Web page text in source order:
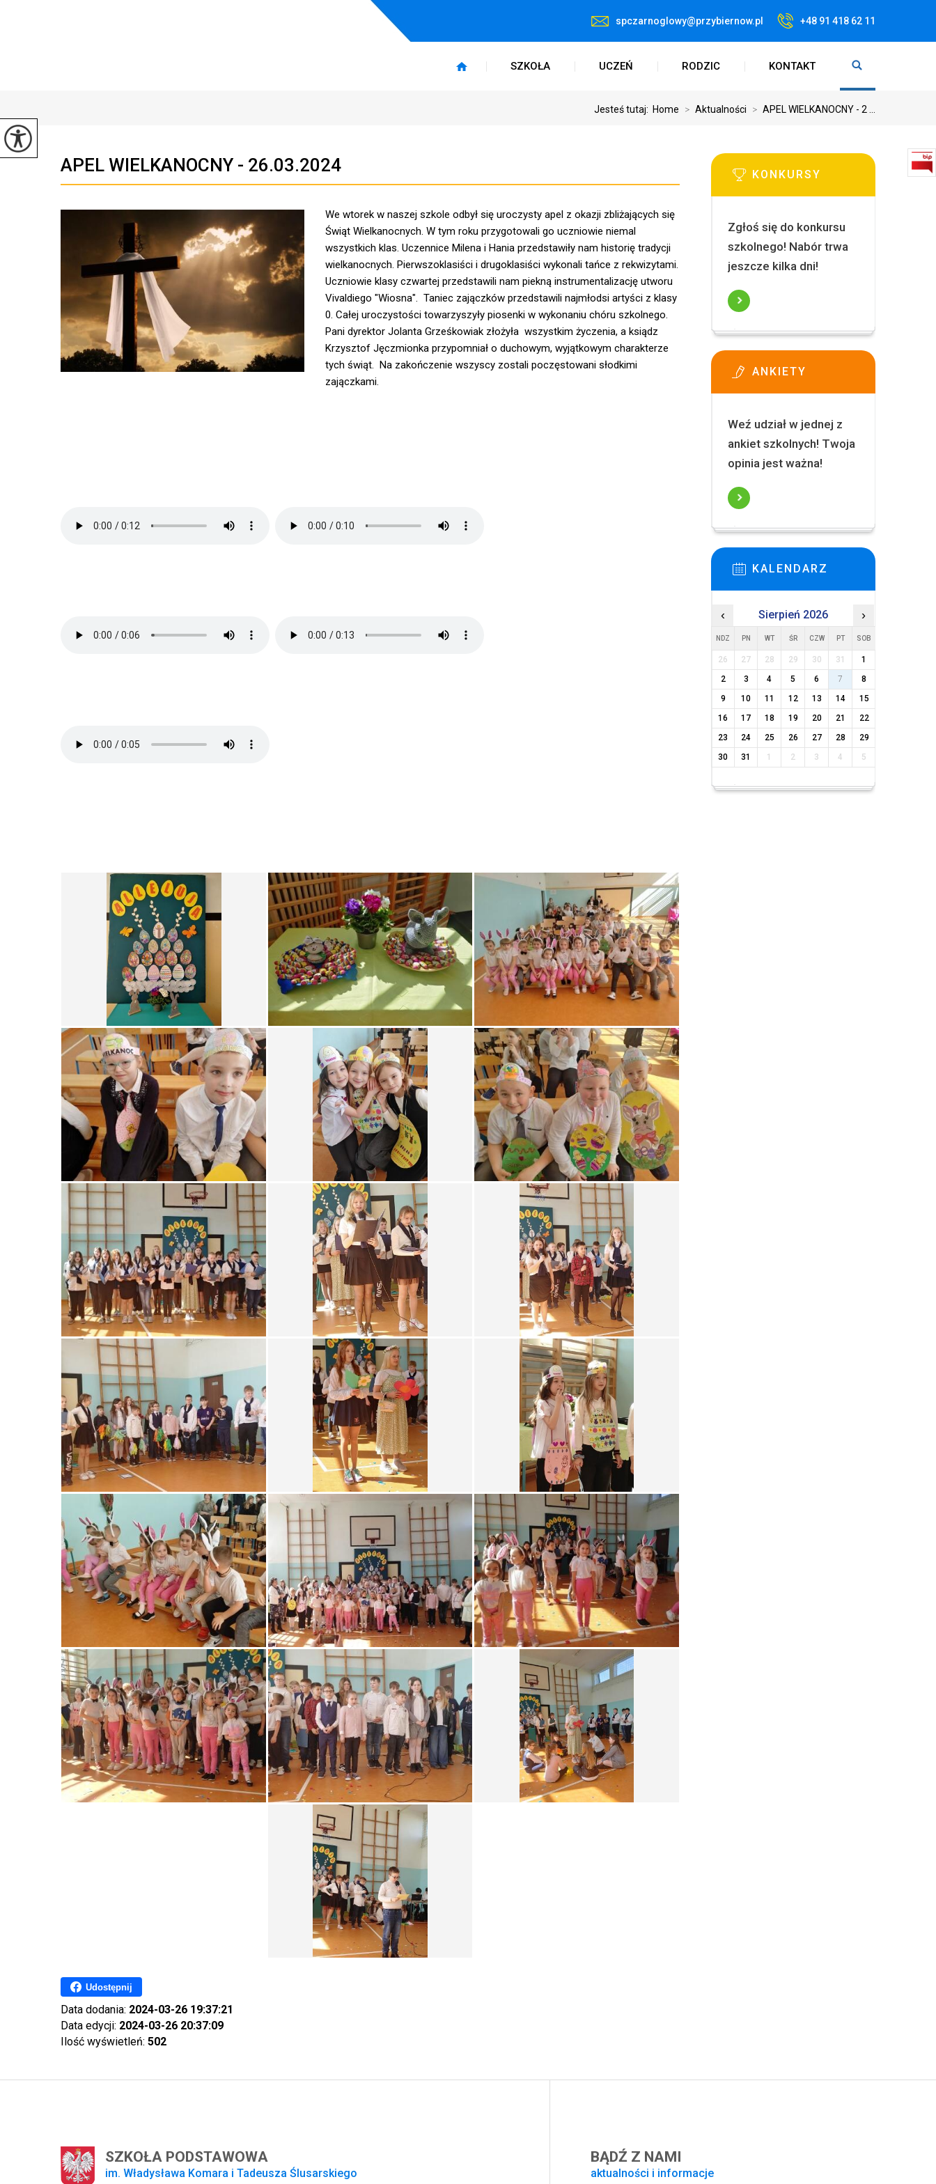
spczarnoglowy@przybiernow.pl +48 91 418 62 11
SZKOŁA UCZEŃ RODZIC KONTAKT
Jesteś tutaj: Home > Aktualności > APEL WIELKANOCNY - 2 ...
APEL WIELKANOCNY - 26.03.2024
We wtorek w naszej szkole odbył się uroczysty apel z okazji zbliżających się
Świąt Wielkanocnych. W tym roku przygotowali go uczniowie niemal
wszystkich klas. Uczennice Milena i Hania przedstawiły nam historię tradycji
wielkanocnych. Pierwszoklasiści i drugoklasiści wykonali tańce z rekwizytami.
Uczniowie klasy czwartej przedstawili nam piekną instrumentalizację utworu
Vivaldiego "Wiosna". Taniec zajączków przedstawili najmłodsi artyści z klasy
0. Całej uroczystości towarzyszyły piosenki w wykonaniu chóru szkolnego.
Pani dyrektor Jolanta Grześkowiak złożyła wszystkim życzenia, a ksiądz
Krzysztof Jęczmionka przypomniał o duchowym, wyjątkowym charakterze
tych świąt. Na zakończenie wszyscy zostali poczęstowani słodkimi
zajączkami.
Udostępnij
Data dodania: 2024-03-26 19:37:21
Data edycji: 2024-03-26 20:37:09
Ilość wyświetleń: 502
KONKURSY
Zgłoś się do konkursu
szkolnego! Nabór trwa
jeszcze kilka dni!
ANKIETY
Weź udział w jednej z
ankiet szkolnych! Twoja
opinia jest ważna!
KALENDARZ
‹ Sierpień 2026 ›
NDZ PN WT ŚR CZW PT SOB
26 27 28 29 30 31
1
2
3 4 5 6 7
8
9
10 11 12 13 14
15
16
17 18 19 20 21
22
23
24 25 26 27 28
29
30
31 1 2 3 4 5
SZKOŁA PODSTAWOWA
im. Władysława Komara i Tadeusza Ślusarskiego
BĄDŹ Z NAMI
aktualności i informacje